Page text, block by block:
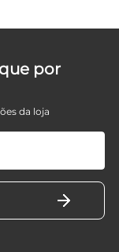
por
da loja